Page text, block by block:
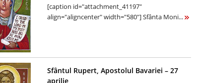
[caption id="attachment_41197"
align="aligncenter" width="580"] Sfânta Moni...
Sfântul Rupert, Apostolul Bavariei – 27
aprilie